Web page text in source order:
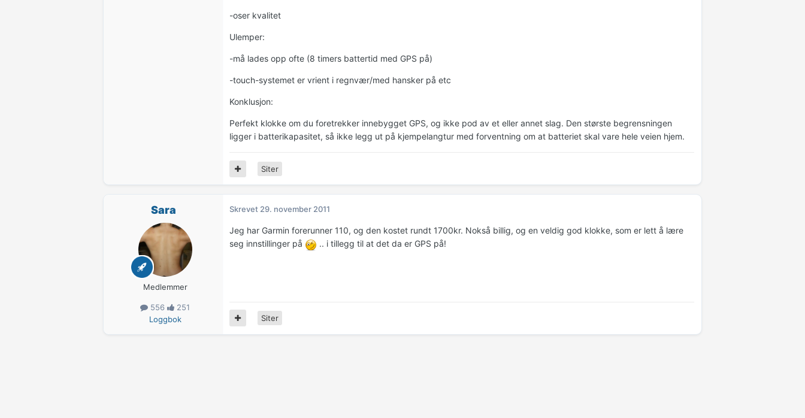
-oser kvalitet
Ulemper:
-må lades opp ofte (8 timers battertid med GPS på)
-touch-systemet er vrient i regnvær/med hansker på etc
Konklusjon:
Perfekt klokke om du foretrekker innebygget GPS, og ikke pod av et eller annet slag. Den største begrensningen
ligger i batterikapasitet, så ikke legg ut på kjempelangtur med forventning om at batteriet skal vare hele veien hjem.
Siter
Sara
Medlemmer
556
251
Loggbok
Skrevet 29. november 2011
Jeg har Garmin forerunner 110, og den kostet rundt 1700kr. Nokså billig, og en veldig god klokke, som er lett å lære
seg innstillinger på
.. i tillegg til at det da er GPS på!
Siter